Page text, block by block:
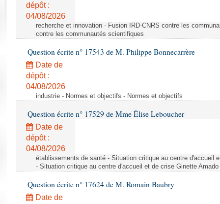
Rapports législatifs
Baromètre de l’application des lois
Dossiers législatifs
Budget et sécurité sociale
Questions écrites et orales
Comptes rendus des débats
dépôt :
04/08/2026
recherche et innovation - Fusion IRD-CNRS contre les
contre les communautés scientifiques
Question écrite n° 17543 de M. Philippe Bonnecarrère
Date de
dépôt :
04/08/2026
industrie - Normes et objectifs - Normes et objectifs
Question écrite n° 17529 de Mme Élise Leboucher
Date de
dépôt :
04/08/2026
établissements de santé - Situation critique au centre d'accueil
- Situation critique au centre d'accueil et de crise Ginette Amado
Question écrite n° 17624 de M. Romain Baubry
Date de